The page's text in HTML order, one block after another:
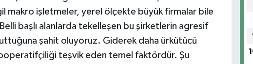
makro işletmeler, yerel ölçekte büyük firmalar bile
başlı alanlarda tekelleşen bu şirketlerin agresif
şahit oluyoruz. Giderek daha ürkütücü
teşvik eden temel faktördür. Şu